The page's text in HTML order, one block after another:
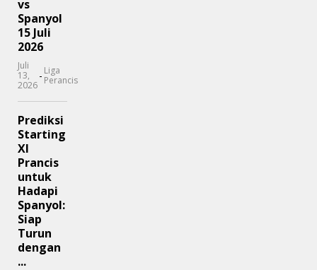
vs
Spanyol
15 Juli
2026
Juli
13,
2026
- Liga
Perancis
Prediksi
Starting
XI
Prancis
untuk
Hadapi
Spanyol:
Siap
Turun
dengan
...